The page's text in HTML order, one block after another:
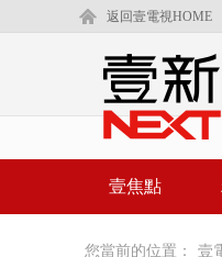
返回壹電視HOME
壹焦點
您當前的位置： 壹